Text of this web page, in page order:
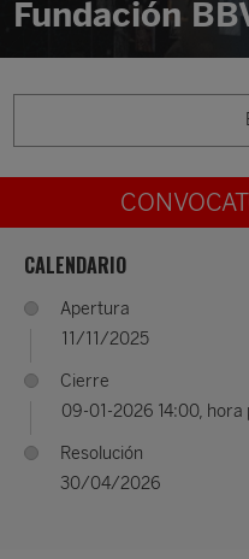
Fundación
CALENDARIO
Apertura
11/11/2025
Cierre
09-01-2026 14:00, hora
Resolución
30/04/2026